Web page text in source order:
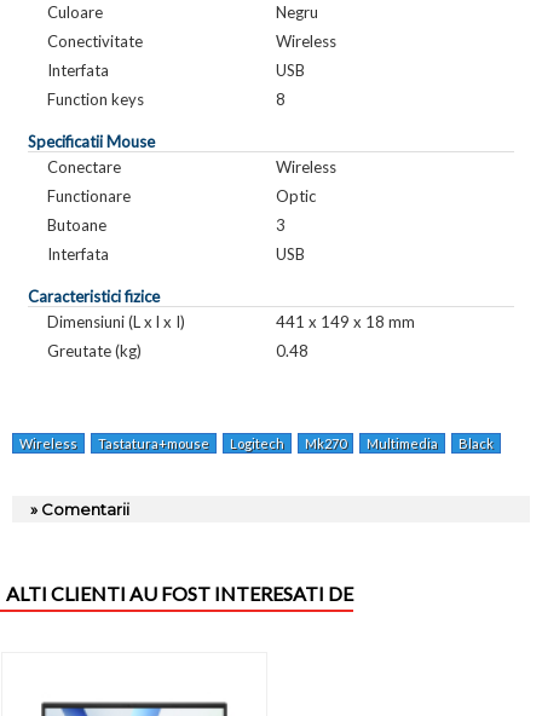
Culoare
Negru
Conectivitate
Wireless
Interfata
USB
Function keys
8
Specificatii Mouse
Conectare
Wireless
Functionare
Optic
Butoane
3
Interfata
USB
Caracteristici fizice
Dimensiuni (L x l x I)
441 x 149 x 18 mm
Greutate (kg)
0.48
Wireless Tastatura+mouse Logitech Mk270 Multimedia Black
» Comentarii
ALTI CLIENTI AU FOST INTERESATI DE